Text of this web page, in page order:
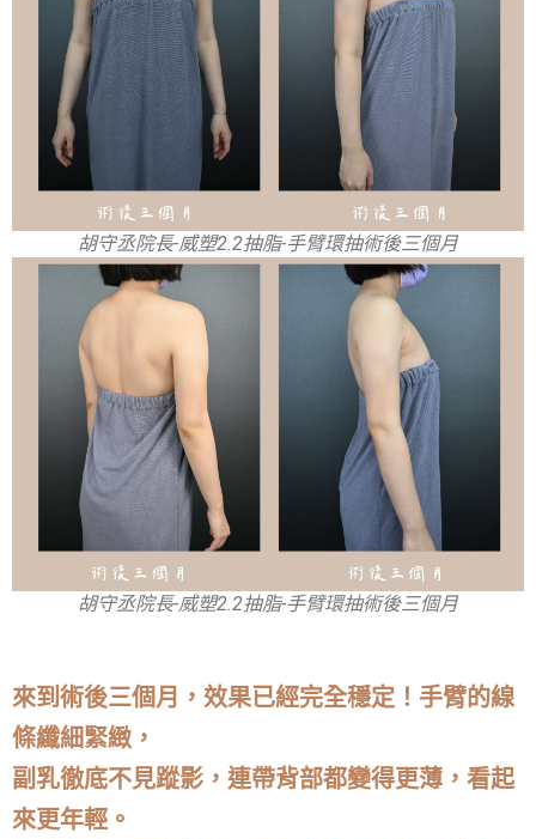
胡守丞院長-威塑2.2抽脂-手臂環抽術後三個月
胡守丞院長-威塑2.2抽脂-手臂環抽術後三個月
來到術後三個月，效果已經完全穩定！手臂的線
條纖細緊緻，
副乳徹底不見蹤影，連帶背部都變得更薄，看起
來更年輕。